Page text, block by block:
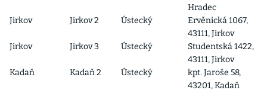
Hradec
Jirkov
Jirkov 2 Ústecký
Ervěnická 1067,
43111, Jirkov
Jirkov
Jirkov 3 Ústecký
Studentská 1422,
43111, Jirkov
Kadaň
Kadaň 2 Ústecký
kpt. Jaroše 58,
43201, Kadaň